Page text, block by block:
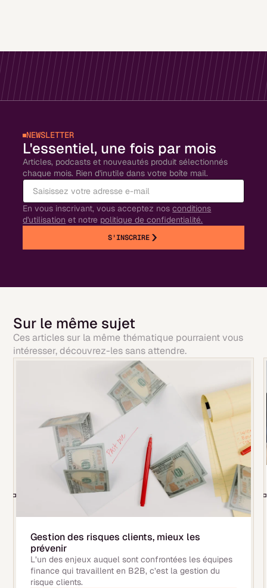
NEWSLETTER
L'essentiel, une fois par mois
Articles, podcasts et nouveautés produit sélectionnés
chaque mois. Rien d'inutile dans votre boîte mail.
En vous inscrivant, vous acceptez nosconditions
d'utilisation et notre politique de confidentialité.
S'INSCRIRE
Sur le même sujet
Ces articles sur la même thématique pourraient vous
intéresser, découvrez-les sans attendre.
Gestion des risques clients, mieux les
prévenir
L’un des enjeux auquel sont confrontées les équipes
finance qui travaillent en B2B, c’est la gestion du
risque clients.